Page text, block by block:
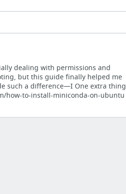
영어교육채널EBSe-rioksy80-anwhrjsa1!
dealing with permissions and
but this guide finally helped me
such a difference—I One extra thing
how-to-install-miniconda-on-ubuntu